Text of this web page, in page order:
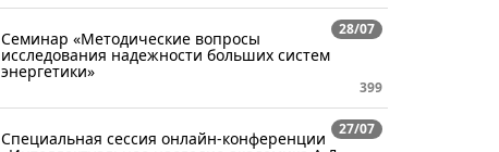
28/07
Семинар «Методические вопросы
исследования надежности больших систем
энергетики»
399
27/07
Специальная сессия онлайн-конференции